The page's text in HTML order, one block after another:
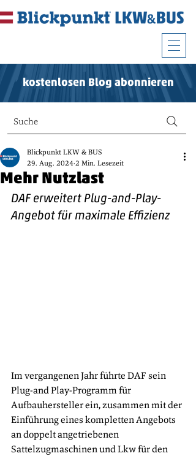
kostenlosen Blog abonnieren
Suche
Mehr Nutzlast
Blickpunkt LKW & BUS
29. Aug. 20242 Min. Lesezeit
DAF erweitert Plug-and-Play-
Angebot für maximale Effizienz
Im vergangenen Jahr führte DAF sein
Plug-and Play-Programm für
Aufbauhersteller ein, zusammen mit der
Einführung eines kompletten Angebots
an doppelt angetriebenen
Sattelzugmaschinen und Lkw für den